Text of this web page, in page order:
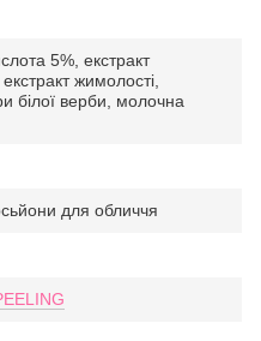
5%, екстракт
жимолості,
білої верби, молочна
для обличчя